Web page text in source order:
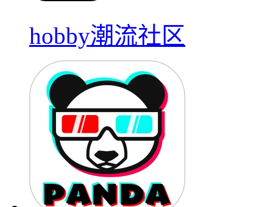
hobby潮流社区